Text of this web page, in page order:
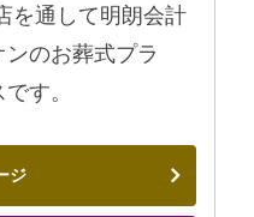
を通して明朗会計
のお葬式プラ
す。
ジ